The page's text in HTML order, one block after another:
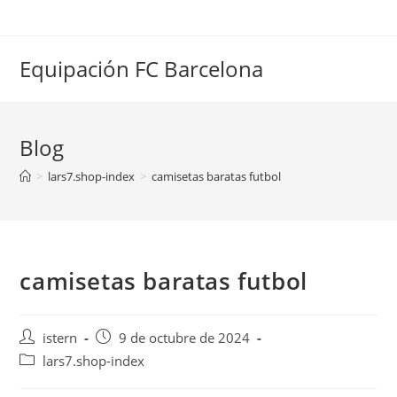
Equipación FC Barcelona
Blog
> lars7.shop-index > camisetas baratas futbol
camisetas baratas futbol
Autor
de
istern
Publicación
de
la
9 de octubre de 2024
Categoría
lars7.shop-index